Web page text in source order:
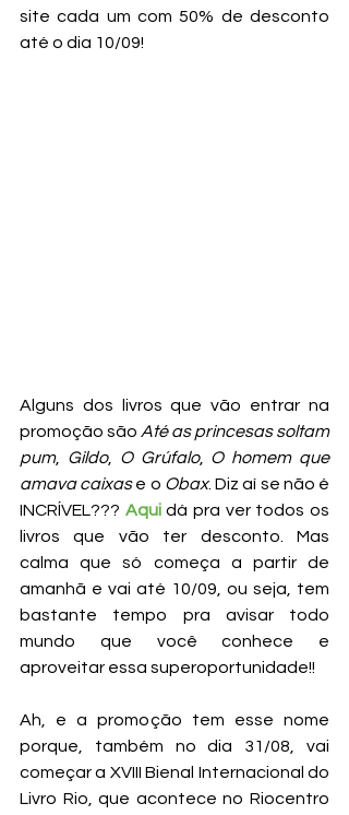
site cada um com 50% de desconto
até o dia 10/09!
Alguns dos livros que vão entrar na
promoção são Até as princesas soltam
pum, Gildo, O Grúfalo, O homem que
amava caixas e o Obax. Diz aí se não é
INCRÍVEL??? Aqui dá pra ver todos os
livros que vão ter desconto. Mas
calma que só começa a partir de
amanhã e vai até 10/09, ou seja, tem
bastante tempo pra avisar todo
mundo que você conhece e
aproveitar essa superoportunidade!!
Ah, e a promoção tem esse nome
porque, também no dia 31/08, vai
começar a XVIII Bienal Internacional do
Livro Rio, que acontece no Riocentro